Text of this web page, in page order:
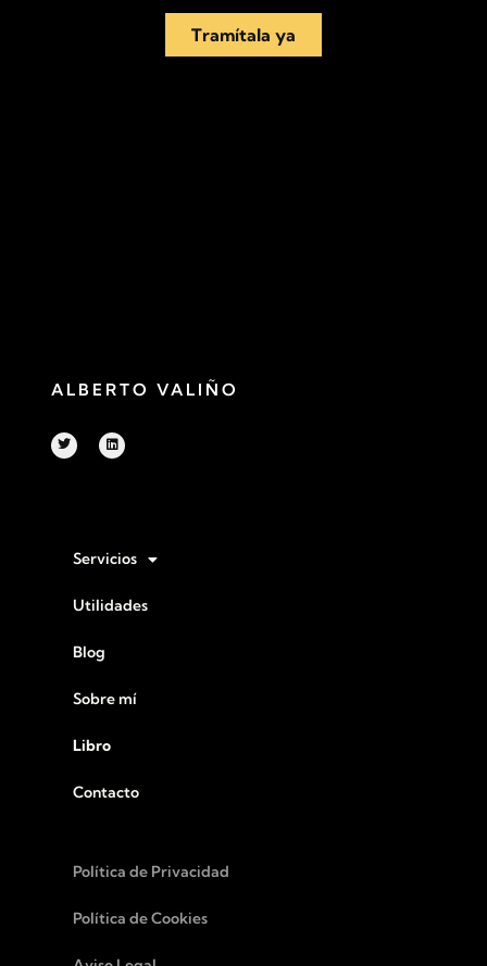
Tramítala ya
ALBERTO VALIÑO
Servicios
Utilidades
Blog
Sobre mí
Libro
Contacto
Política de Privacidad
Política de Cookies